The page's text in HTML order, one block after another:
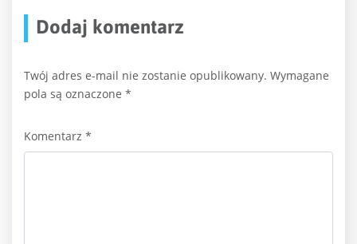
Dodaj komentarz
Twój adres e-mail nie zostanie opublikowany. Wymagane
pola są oznaczone *
Komentarz *